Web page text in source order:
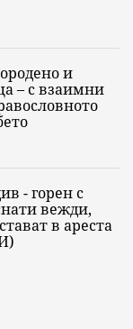
и
– с взаимни
- горен с
вежди,
в ареста